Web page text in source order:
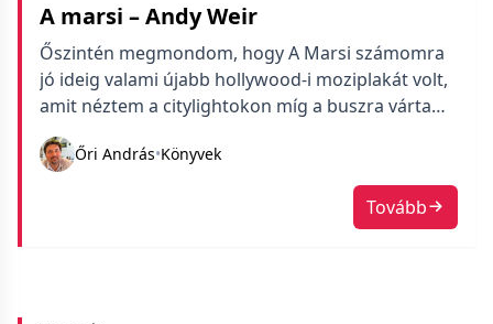
A marsi – Andy Weir
Őszintén megmondom, hogy A Marsi számomra
jó ideig valami újabb hollywood-i moziplakát volt,
amit néztem a citylightokon míg a buszra vártam.
Különösebben meg sem fogott, tudomásul
vettem, hogy van, mint egy perccel később azt is,
hogy a Nasivin egy remek orrspray. Aztán egy
hangoskönyves fórumon olvastam a fülszövegét
Őri András•Könyvek
Tovább